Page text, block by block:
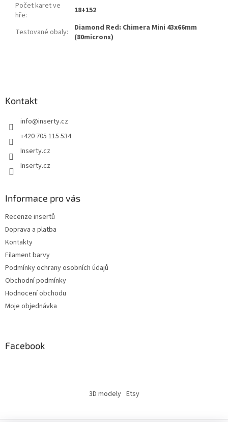
Počet karet ve
hře: 18+152
Testované obaly:
Diamond Red: Chimera Mini 43x66mm
(80microns)
Kontakt
info@inserty.cz
+420 705 115 534
Inserty.cz
Inserty.cz
Informace pro vás
Recenze insertů
Doprava a platba
Kontakty
Filament barvy
Podmínky ochrany osobních údajů
Obchodní podmínky
Hodnocení obchodu
Moje objednávka
Facebook
3D modely Etsy